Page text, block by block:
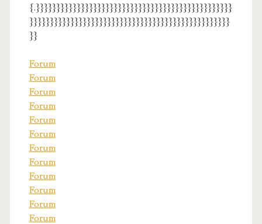
{.}}}}}}}}}}}}}}}}}}}}}}}}}}}}}}}}}}}}}}}}}}}}}}}}
}}}}}}}}}}}}}}}}}}}}}}}}}}}}}}}}}}}}}}}}}}}}}}}}}
}}
Forum
Forum
Forum
Forum
Forum
Forum
Forum
Forum
Forum
Forum
Forum
Forum